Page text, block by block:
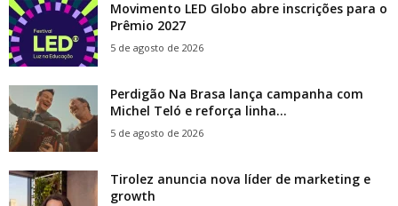
Movimento LED Globo abre inscrições para o
Prêmio 2027
5 de agosto de 2026
Perdigão Na Brasa lança campanha com
Michel Teló e reforça linha...
5 de agosto de 2026
Tirolez anuncia nova líder de marketing e
growth